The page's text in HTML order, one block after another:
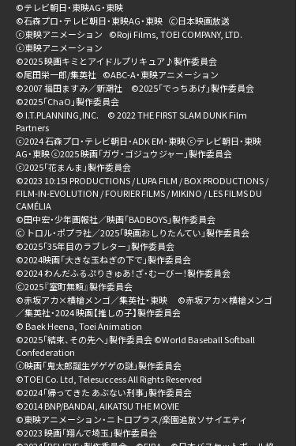
©テレビ朝日・東映AG・東映
©石森プロ・テレビ朝日・東映AG・東映 🄫日本映画放送
ⓒ東映アニメーション
©Roji Films, TOEI COMPANY, LTD.
ⓒ東映アニメーション
©2025 映画キミとアイドルプリキュア♪製作委員会
©尾田栄一郎/集英社 ©ABC-A・東映アニメーション
©2007 福田ますみ／新潮社 ©2025「でっちあげ」製作委員会
©2025「ChaO」製作委員会
© I.T.PLANNING,INC. © 2022 THE FIRST SLAM DUNK Film
Partners
ⓒ2024 石森プロ・テレビ朝日・ADK EM・東映 ⓒテレビ朝日・東映
AG・東映 ⓒ2025 映画「ガヴ・ゴジュウジャー」製作委員会
ⓒ2025「花まんま」製作委員会
©2023 10:15! PRODUCTIONS / LUPA FILM / BOX PRODUCTIONS /
FILM-IN-EVOLUTION / FOURIER FILMS / MIKINO / LES FILMS DU
CAMÉLIA
©田中宏・少年画報社／映画「BADBOYS」製作委員会
Ⓒ トロル・ポプラ社／2025「映画おしりたんてい」製作委員会
©2025「35年目のラブレター」製作委員会
©2024映画「大きな玉ねぎの下で」製作委員会
©2024 わんだふるぷりきゅあ！ざ・むーびー！製作委員会
Ⓒ2025『室町無頼』製作委員会
©赤坂アカ×横槍メンゴ／集英社・東映 ©赤坂アカ×横槍メンゴ
／集英社・2024 映画【推しの子】製作委員会
© Baek Heena, Toei Animation
©2025「結束、その先へ」製作委員会 ©World Baseball Softball
Confederation
ⓒ映画「鬼太郎誕生ゲゲゲの謎」製作委員会
©TOEI Co. Ltd, Telesuccess All Rights Reserved
©2024「帰ってきた あぶない刑事」製作委員会
©2014 BNP/BANDAI, AIKATSU THE MOVIE
©東映アニメーション・ニトロプラス/楽園追放ソサイエティ
©2023 映画「翔んで埼玉」製作委員会